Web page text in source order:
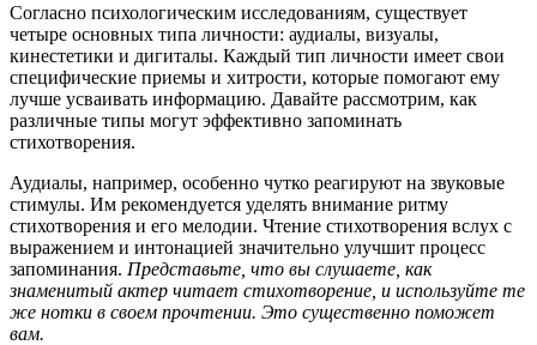
Согласно психологическим исследованиям, существует
четыре основных типа личности: аудиалы, визуалы,
кинестетики и дигиталы. Каждый тип личности имеет свои
специфические приемы и хитрости, которые помогают ему
лучше усваивать информацию. Давайте рассмотрим, как
различные типы могут эффективно запоминать
стихотворения.
Аудиалы, например, особенно чутко реагируют на звуковые
стимулы. Им рекомендуется уделять внимание ритму
стихотворения и его мелодии. Чтение стихотворения вслух с
выражением и интонацией значительно улучшит процесс
запоминания. Представьте, что вы слушаете, как
знаменитый актер читает стихотворение, и используйте те
же нотки в своем прочтении. Это существенно поможет
вам.